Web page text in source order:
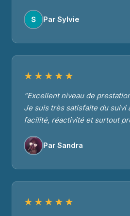
Par Sylvie
★★★★★
"Excellent niveau de
Je suis très satisfaite du suivi
facilité, réactivité et surtout
Par Sandra
★★★★★